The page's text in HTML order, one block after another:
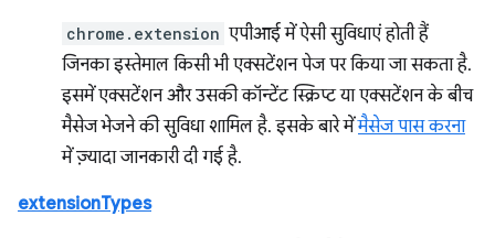
chrome.extension एपीआई में ऐसी सुविधाएं होती हैं
जिनका इस्तेमाल किसी भी एक्सटेंशन पेज पर किया जा सकता है.
इसमें एक्सटेंशन और उसकी कॉन्टेंट स्क्रिप्ट या एक्सटेंशन के बीच
मैसेज भेजने की सुविधा शामिल है. इसके बारे मेंमैसेज पास करना
में ज़्यादा जानकारी दी गई है.
extensionTypes